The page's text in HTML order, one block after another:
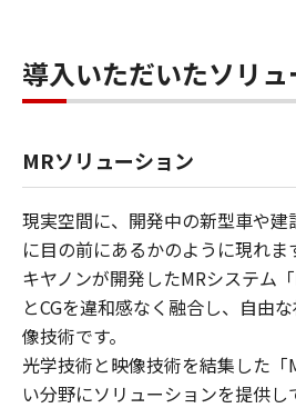
導入いただいたソリ
MRソリューション
現実空間に、開発中の新型車や
に目の前にあるかのように現れま
キヤノンが開発したMRシステム
とCGを違和感なく融合し、自由
像技術です。
光学技術と映像技術を結集した「
い分野にソリューションを提供し